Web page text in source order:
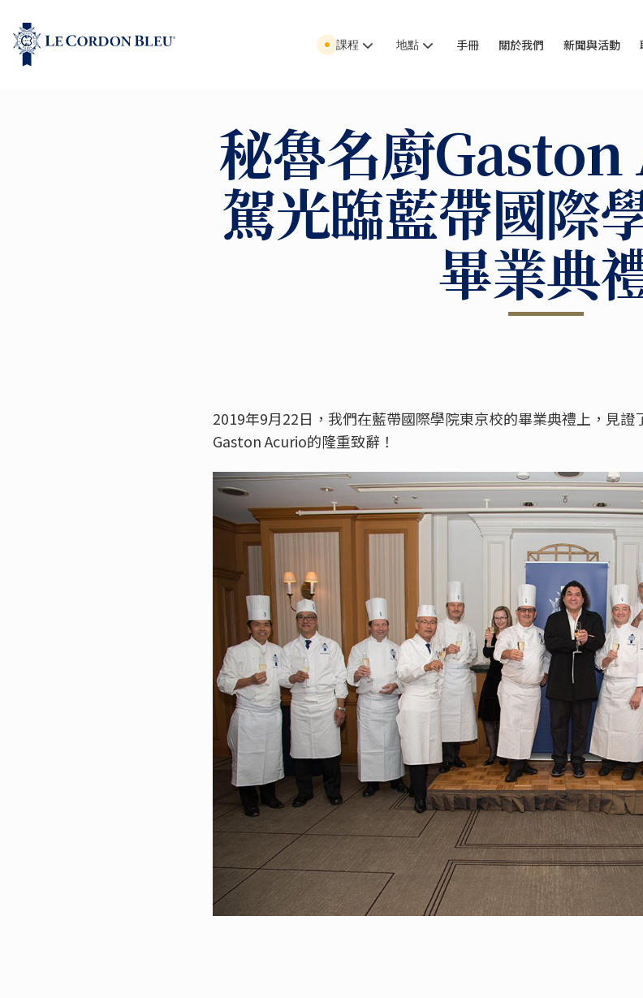
課程 地點 手冊 關於我們 新聞與活動
秘魯名廚
駕光臨藍帶國際
畢業典
2019年9月22日，我們在藍帶國際學院東京校的畢業典禮上，見
Gaston Acurio的隆重致辭！